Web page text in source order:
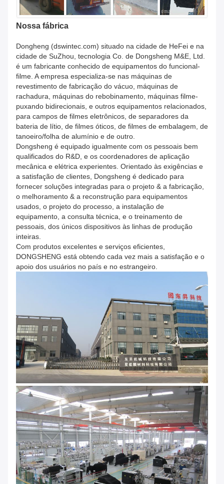
Nossa fábrica
Dongheng (dswintec.com) situado na cidade de HeFei e na
cidade de SuZhou, tecnologia Co. de Dongsheng M&E, Ltd.
é um fabricante conhecido de equipamentos do funcional-
filme. A empresa especializa-se nas máquinas de
revestimento de fabricação do vácuo, máquinas de
rachadura, máquinas do rebobinamento, máquinas filme-
puxando bidirecionais, e outros equipamentos relacionados,
para campos de filmes eletrônicos, de separadores da
bateria de lítio, de filmes óticos, de filmes de embalagem, de
tanoeiro/folha de alumínio e de outro.
Dongsheng é equipado igualmente com os pessoais bem
qualificados do R&D, e os coordenadores de aplicação
mecânica e elétrica experientes. Orientado às exigências e
a satisfação de clientes, Dongsheng é dedicado para
fornecer soluções integradas para o projeto & a fabricação,
o melhoramento & a reconstrução para equipamentos
usados, o projeto do processo, a instalação de
equipamento, a consulta técnica, e o treinamento de
pessoais, dos únicos dispositivos às linhas de produção
inteiras.
Com produtos excelentes e serviços eficientes,
DONGSHENG está obtendo cada vez mais a satisfação e o
apoio dos usuários no país e no estrangeiro.